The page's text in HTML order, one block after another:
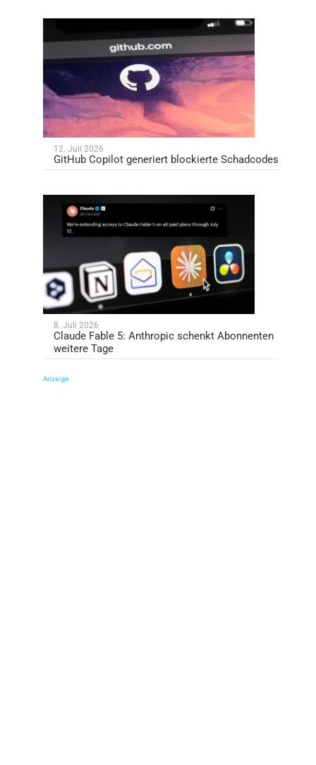
12. Juli 2026
GitHub Copilot generiert blockierte Schadcodes
8. Juli 2026
Claude Fable 5: Anthropic schenkt Abonnenten
weitere Tage
Anzeige